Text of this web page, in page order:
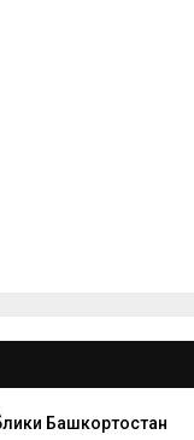
Башкортостан